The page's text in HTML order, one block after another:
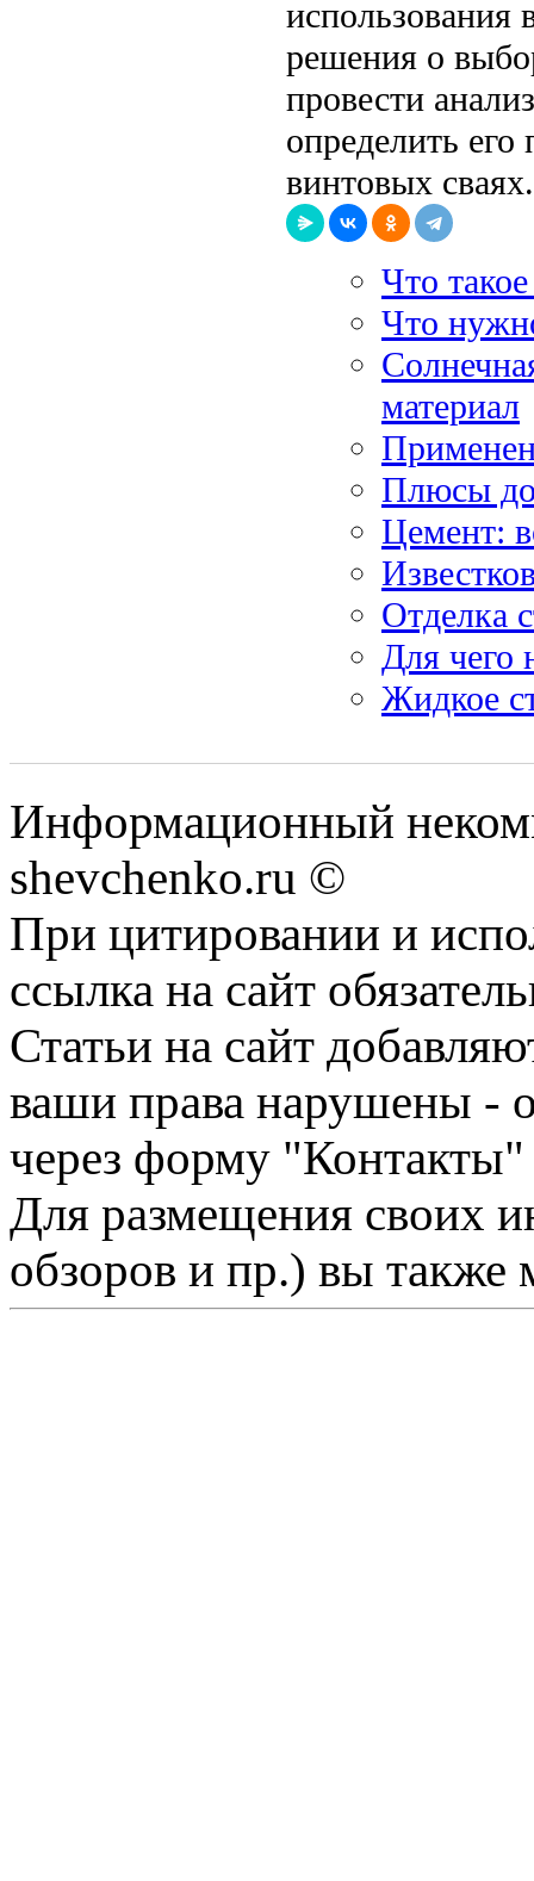
использования
решения о
провести
определить
винтовых сваях.
Что
Что
материал
Плюсы
Цемент:
Отделка
Для чего
Жидкое
Информационный
shevchenko.ru ©
При цитировании и
ссылка на сайт
Статьи на сайт
ваши права нарушены -
через форму "Контакты"
Для размещения своих
обзоров и пр.) вы также